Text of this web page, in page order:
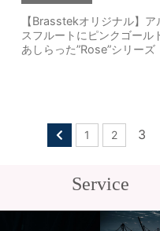
【Brasstekオリジナル】ア
スフルートにピンクゴール
あしらった”Rose”シリーズ
1 2 3
Service